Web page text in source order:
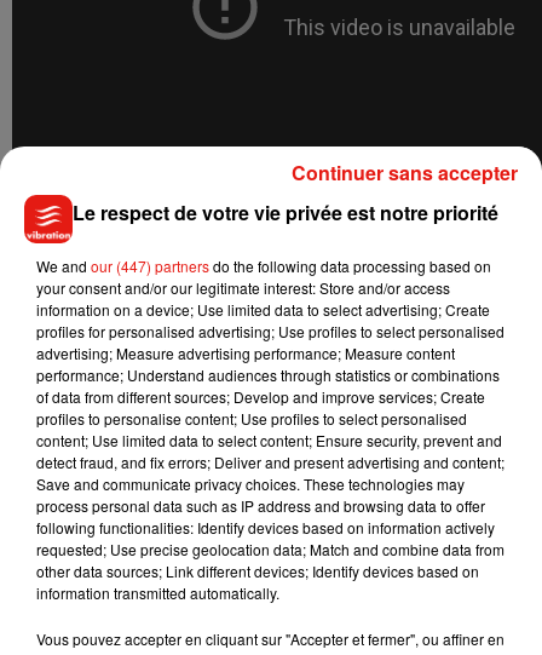
Musique
7 août 2026
Julien Lieb s’essaye à la vie de chatelain
dans son nouveau clip
7 août 2026
Madonna sort enfin le remix de « Love
Sensation » avec Kylie Minogue
Le respect de votre vie privée est notre priorité
We and our (447) partnersdo the following data processing based on
your consent and/or our legitimate interest: Store and/or access
information on a device; Use limited data to select advertising; Create
profiles for personalised advertising; Use profiles to select personalised
advertising; Measure advertising performance; Measure content
performance; Understand audiences through statistics or combinations
of data from different sources; Develop and improve services; Create
profiles to personalise content; Use profiles to select personalised
content; Use limited data to select content; Ensure security, prevent and
detect fraud, and fix errors; Deliver and present advertising and content;
Save and communicate privacy choices. These technologies may
process personal data such as IP address and browsing data to offer
following functionalities: Identify devices based on information actively
requested; Use precise geolocation data; Match and combine data from
other data sources; Link different devices; Identify devices based on
information transmitted automatically.
Vous pouvez accepter en cliquant sur "Accepter et fermer", ou affiner en
Continuer sans accepter